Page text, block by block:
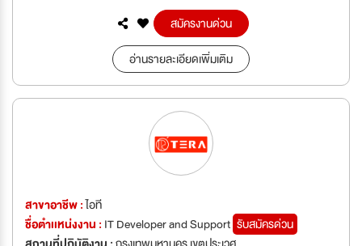
สมัครงานด่วน
อ่านรายละเอียดเพิ่มเติม
สาขาอาชีพ :ไอที
ชื่อตำเเหน่งงาน : IT Developer and Support รับสมัครด่วน